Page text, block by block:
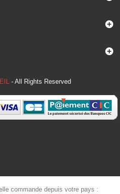
- All Rights Reserved
commande depuis votre pays :